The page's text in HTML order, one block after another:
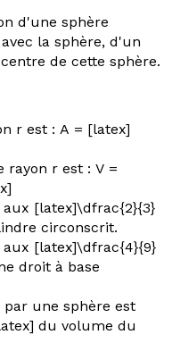
d'une sphère
la sphère, d'un
de cette sphère.
r est : A = [latex]
rayon r est : V =
aux [latex]\dfrac{2}{3}
circonscrit.
aux [latex]\dfrac{4}{9}
droit à base
une sphère est
du volume du